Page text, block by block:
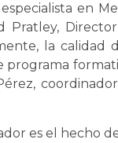
en
Pratley,
la
programa
es el hecho